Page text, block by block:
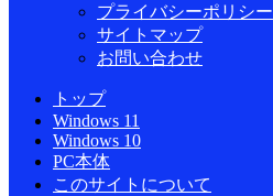
プライバシーポリシー
サイトマップ
お問い合わせ
トップ
Windows 11
Windows 10
PC本体
このサイトについて